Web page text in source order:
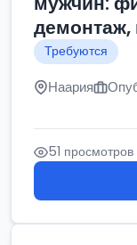
демонтаж,
Требуются
Наария
51 просмотров